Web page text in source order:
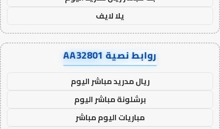
يلا لايف
روابط نصية AA32801
ريال مدريد مباشر اليوم
برشلونة مباشر اليوم
مباريات اليوم مباشر